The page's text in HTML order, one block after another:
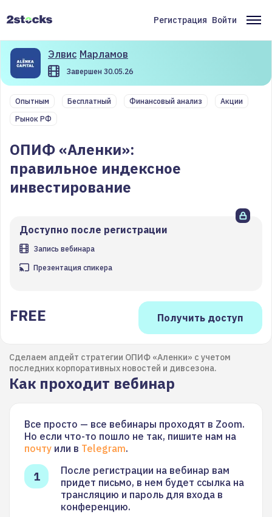
содержанию
Меню
пользователя
Регистрация Войти
Элвис Марламов
Завершен 30.05.26
ОПИФ «Аленки»:
правильное индексное
инвестирование
Доступно после регистрации
Запись вебинара
Презентация спикера
Опытным Бесплатный Финансовый анализ
Акции
Рынок РФ
FREE
Сделаем апдейт стратегии ОПИФ «Аленки» с учетом
последних корпоративных новостей и дивсезона.
Как проходит вебинар
Все просто — все вебинары проходят в Zoom.
Но если что-то пошло не так, пишите нам на
почту или в Telegram.
После регистрации на вебинар вам
придет письмо, в нем будет ссылка на
трансляцию и пароль для входа в
конференцию.